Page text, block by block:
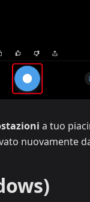
a tuo
nuovamente